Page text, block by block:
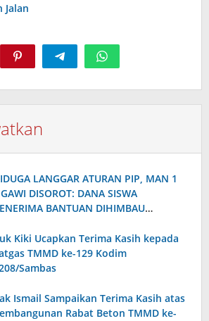
Jalan
LANGGAR ATURAN PIP, MAN 1
DISOROT: DANA SISWA
BANTUAN DIHIMBAU
Kiki Ucapkan Terima Kasih kepada
TMMD ke-129 Kodim
Sambas
Ismail Sampaikan Terima Kasih atas
Rabat Beton TMMD ke-